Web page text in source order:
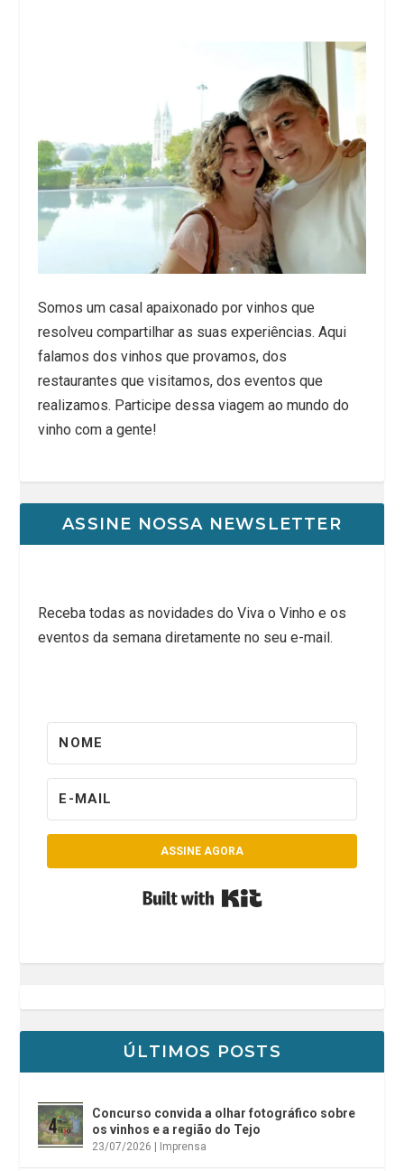
Somos um casal apaixonado por vinhos que
resolveu compartilhar as suas experiências. Aqui
falamos dos vinhos que provamos, dos
restaurantes que visitamos, dos eventos que
realizamos. Participe dessa viagem ao mundo do
vinho com a gente!
ASSINE NOSSA NEWSLETTER
Receba todas as novidades do Viva o Vinho e os
eventos da semana diretamente no seu e-mail.
ASSINE AGORA
ÚLTIMOS POSTS
Concurso convida a olhar fotográfico sobre
os vinhos e a região do Tejo
23/07/2026 Imprensa